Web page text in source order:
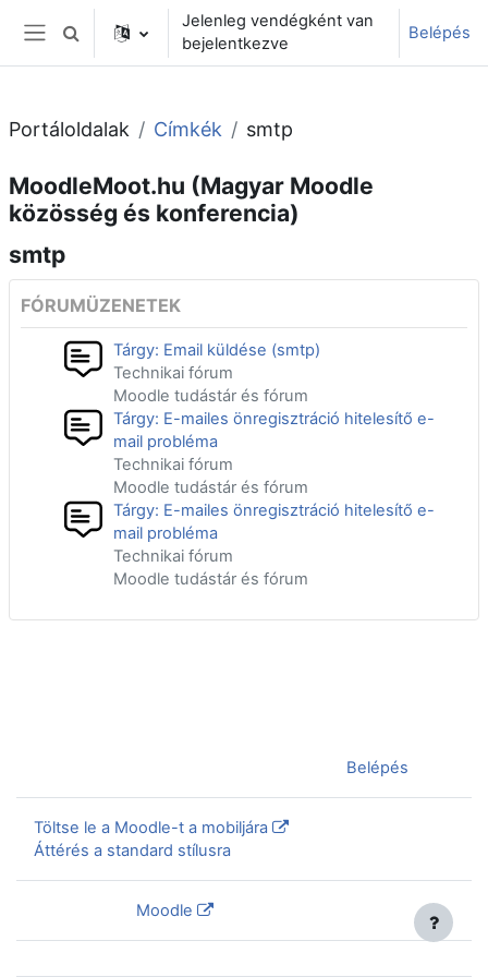
Tovább a fő tartalomhoz
Oldalpanel
Keresési bemeneti adatok váltása
Jelenleg vendégként van
bejelentkezve
Belépés
Portáloldalak Címkék smtp
MoodleMoot.hu (Magyar Moodle
közösség és konferencia)
smtp
FÓRUMÜZENETEK
Tárgy: Email küldése (smtp)
Technikai fórum
Moodle tudástár és fórum
Tárgy: E-mailes önregisztráció hitelesítő e-
mail probléma
Technikai fórum
Moodle tudástár és fórum
Tárgy: E-mailes önregisztráció hitelesítő e-
mail probléma
Technikai fórum
Moodle tudástár és fórum
Belépés
Töltse le a Moodle-t a mobiljára
Áttérés a standard stílusra
Moodle